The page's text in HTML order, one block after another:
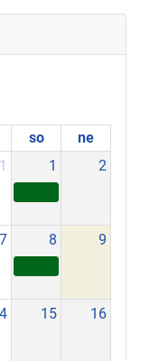
so
ne
1 2
7 8 9
15 16